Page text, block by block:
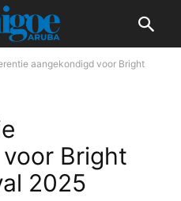
aangekondigd voor Bright
Bright
2025